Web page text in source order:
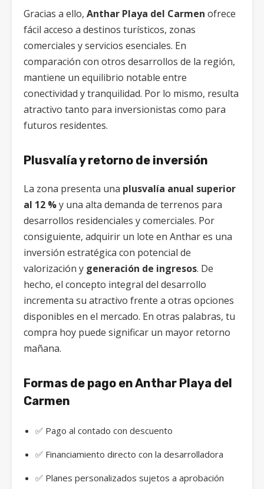
Gracias a ello, Anthar Playa del Carmen ofrece
fácil acceso a destinos turísticos, zonas
comerciales y servicios esenciales. En
comparación con otros desarrollos de la región,
mantiene un equilibrio notable entre
conectividad y tranquilidad. Por lo mismo, resulta
atractivo tanto para inversionistas como para
futuros residentes.
Plusvalía y retorno de inversión
La zona presenta una plusvalía anual superior
al 12 %y una alta demanda de terrenos para
desarrollos residenciales y comerciales. Por
consiguiente, adquirir un lote en Anthar es una
inversión estratégica con potencial de
valorización y generación de ingresos. De
hecho, el concepto integral del desarrollo
incrementa su atractivo frente a otras opciones
disponibles en el mercado. En otras palabras, tu
compra hoy puede significar un mayor retorno
mañana.
Formas de pago en Anthar Playa del
Carmen
✅ Pago al contado con descuento
✅ Financiamiento directo con la desarrolladora
✅ Planes personalizados sujetos a aprobación